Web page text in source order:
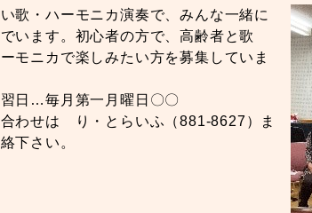
歌・ハーモニカ演奏で、みんな一緒に
います。初心者の方で、高齢者と歌
モニカで楽しみたい方を募集していま
日…毎月第一月曜日〇〇
わせは り・とらいふ（881-8627）ま
下さい。